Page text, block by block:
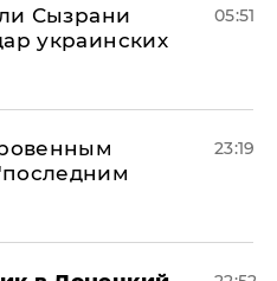
Сызрани
украинских
05:51
23:19